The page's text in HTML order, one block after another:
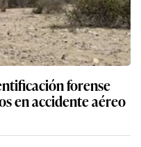
forense
en accidente aéreo